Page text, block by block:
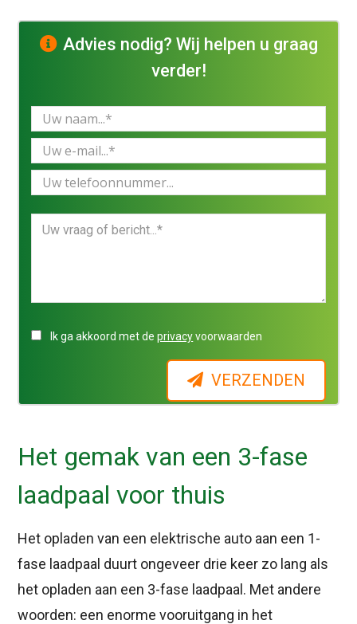
Advies nodig? Wij helpen u graag
verder!
Ik ga akkoord met deprivacyvoorwaarden
VERZENDEN
Het gemak van een 3-fase
laadpaal voor thuis
Het opladen van een elektrische auto aan een 1-
fase laadpaal duurt ongeveer drie keer zo lang als
het opladen aan een 3-fase laadpaal. Met andere
woorden: een enorme vooruitgang in het